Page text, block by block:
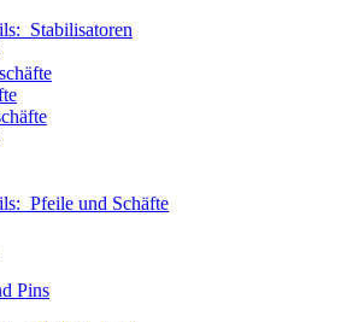
Stabilisatoren
Pfeile und Schäfte
Pins